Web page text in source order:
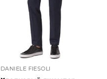
DANIELE FIESOLI